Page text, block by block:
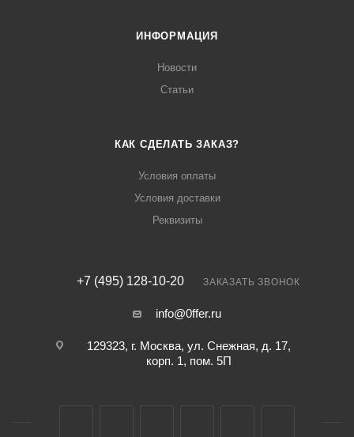
ИНФОРМАЦИЯ
Новости
Статьи
КАК СДЕЛАТЬ ЗАКАЗ?
Условия оплаты
Условия доставки
Реквизиты
+7 (495) 128-10-20 ЗАКАЗАТЬ ЗВОНОК
info@0ffer.ru
129323, г. Москва, ул. Снежная, д. 17,
корп. 1, пом. 5П